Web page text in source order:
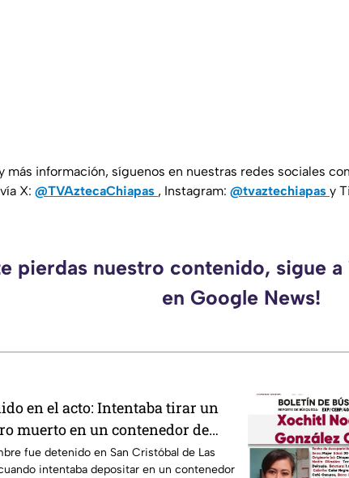
más información, síguenos en nuestras redes sociales
X: @TVAztecaChiapas , Instagram: @tvaztechiapas y
pierdas nuestro contenido, sigue
en Google News!
en el acto: Intentaba tirar un
muerto en un contenedor de
en SCLC
fue detenido en San Cristóbal de Las
intentaba depositar en un contenedor